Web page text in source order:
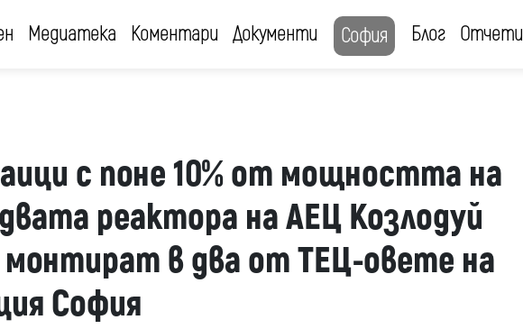
Медиатека Коментари Документи София Блог Отчети
с поне 10% от мощността на
реактора на АЕЦ Козлодуй
в два от ТЕЦ-овете на
София